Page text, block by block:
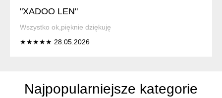
"XADOO LEN"
Wszystko ok,pięknie dziękuję
★★★★★ 28.05.2026
Najpopularniejsze kategorie